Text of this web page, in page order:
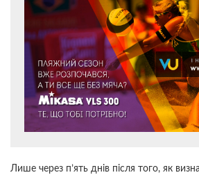
Лише через п’ять днів після того, як